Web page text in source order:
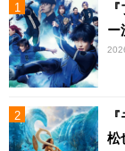
ー
松